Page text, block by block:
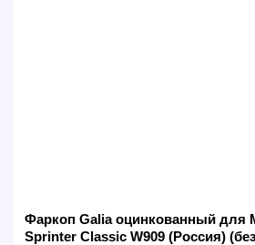
Фаркоп Galia оцинкованный для
Sprinter Classic W909 (Россия)